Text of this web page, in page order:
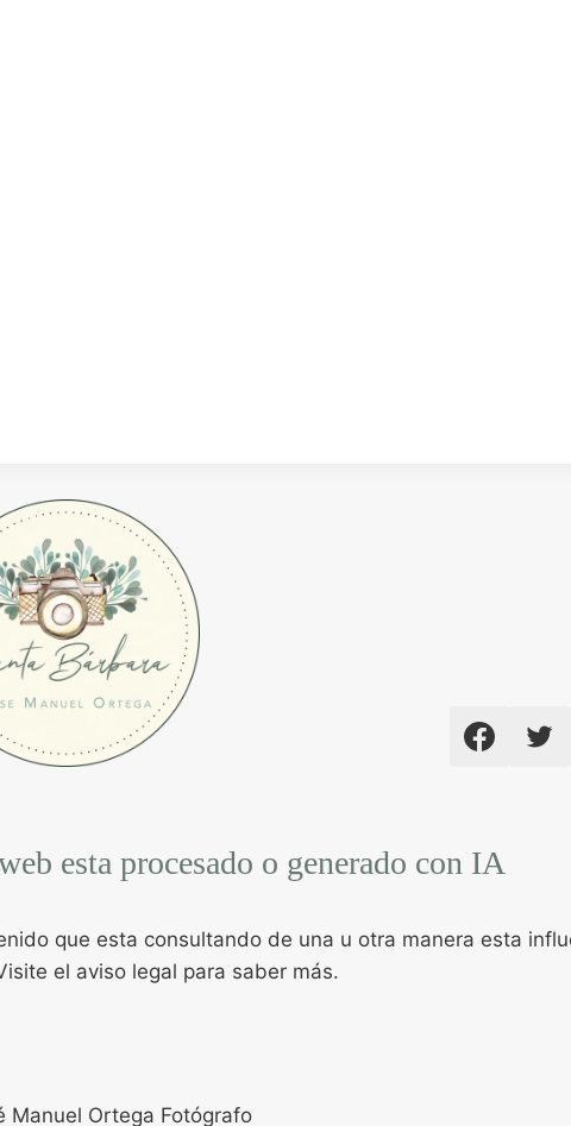
esta procesado o generado con IA
que esta consultando de una u otra manera esta
el aviso legal para saber más.
Ortega Fotógrafo